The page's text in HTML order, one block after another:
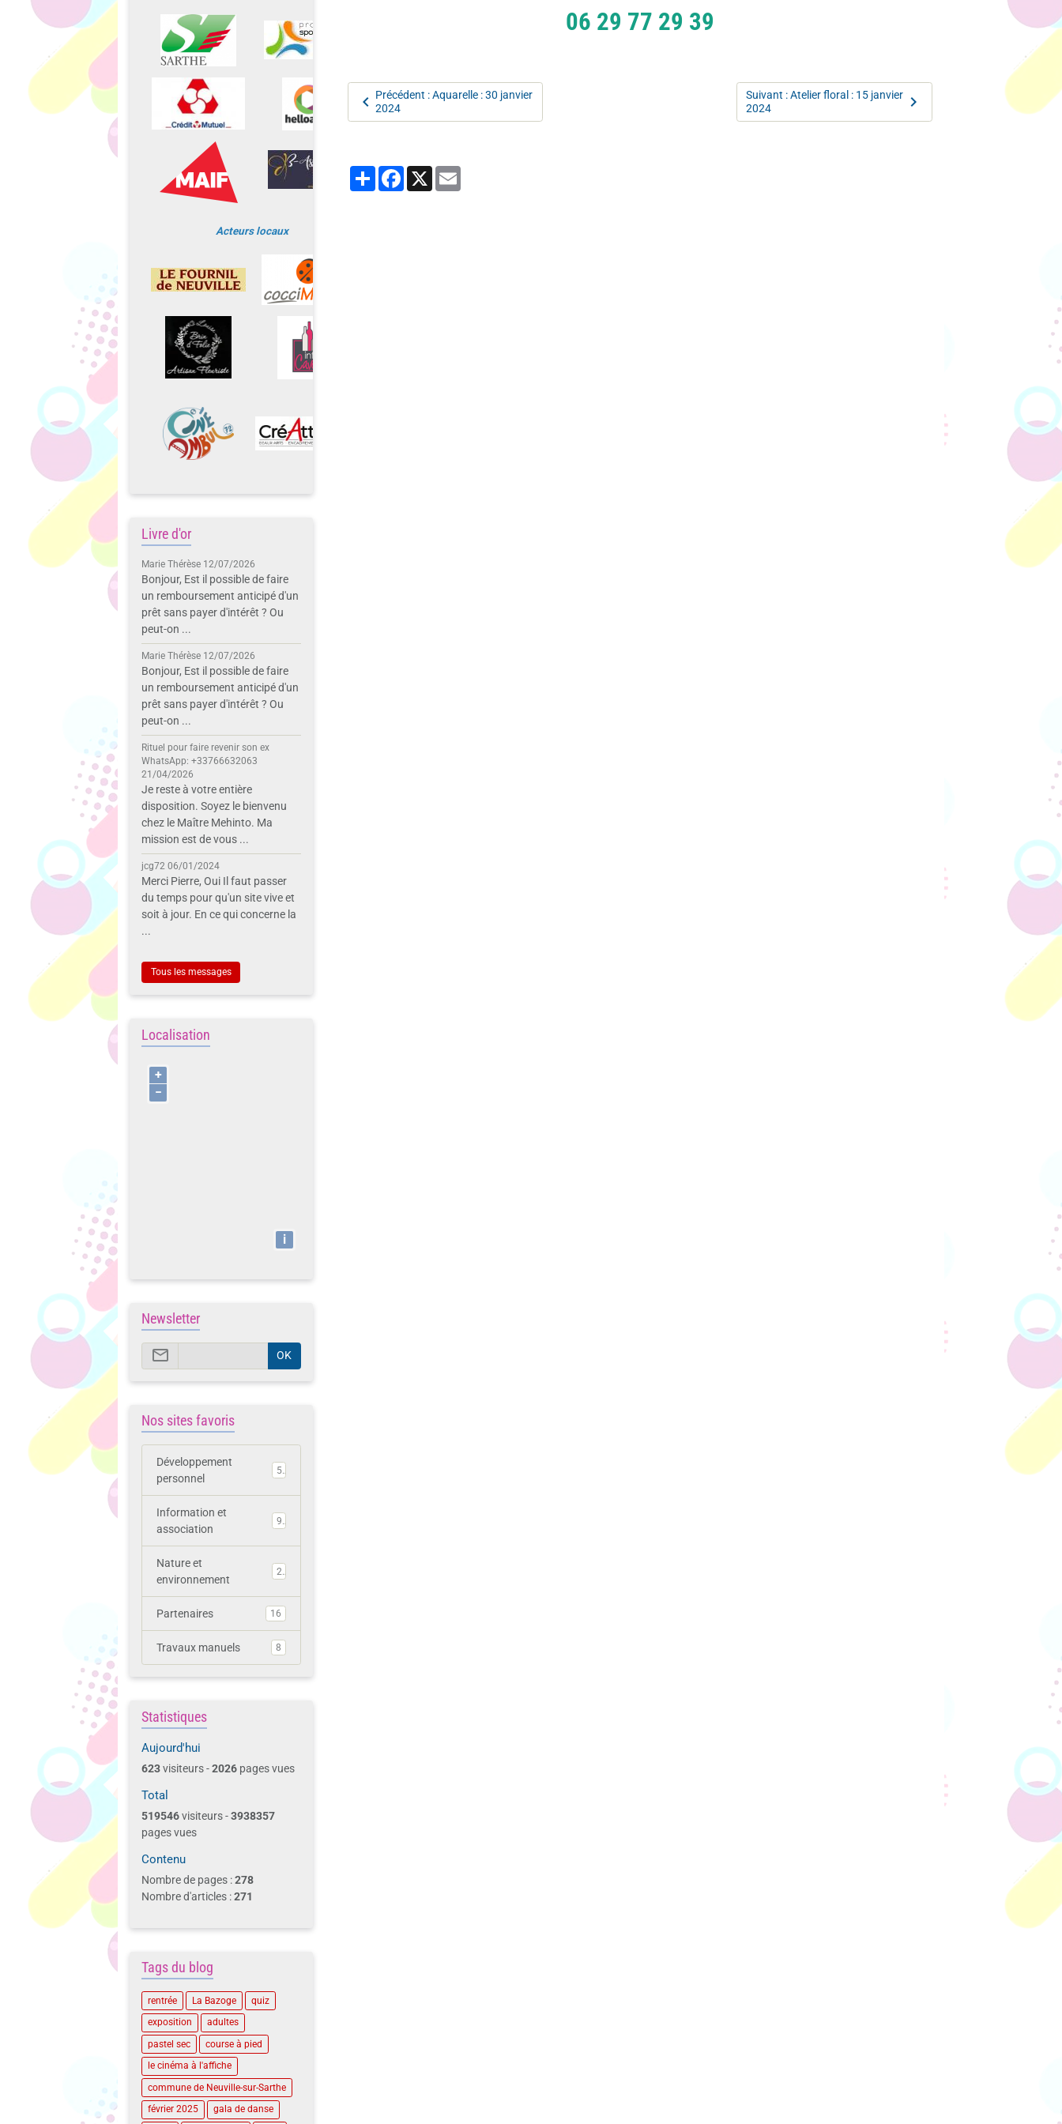
06 29 77 29 39
Précédent : Aquarelle : 30 janvier
2024
Suivant : Atelier floral : 15 janvier
2024
PartagerFacebook
X Email
Acteurs locaux
Livre d'or
Marie Thérèse 12/07/2026
Bonjour, Est il possible de faire
un remboursement anticipé d'un
prêt sans payer d'intérêt ? Ou
peut-on ...
Marie Thérèse 12/07/2026
Bonjour, Est il possible de faire
un remboursement anticipé d'un
prêt sans payer d'intérêt ? Ou
peut-on ...
Rituel pour faire revenir son ex
WhatsApp: +33766632063
21/04/2026
Je reste à votre entière
disposition. Soyez le bienvenu
chez le Maître Mehinto. Ma
mission est de vous ...
jcg72 06/01/2024
Merci Pierre, Oui Il faut passer
du temps pour qu'un site vive et
soit à jour. En ce qui concerne la
...
Tous les messages
Localisation
+
−
i
Newsletter
OK
Nos sites favoris
Développement
personnel
5
Information et
association
9
Nature et
environnement
2
Partenaires 16
Travaux manuels 8
Statistiques
Aujourd'hui
623visiteurs -2026 pages vues
Total
519546visiteurs -3938357
pages vues
Contenu
Nombre de pages :278
Nombre d'articles :271
Tags du blog
rentrée La Bazoge
quiz
exposition
adultes
pastel sec
course à pied
le cinéma à l'affiche
commune de Neuville-sur-Sarthe
février 2025
gala de danse